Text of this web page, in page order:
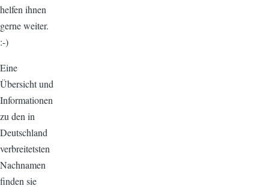
helfen ihnen
gerne weiter.
:-)
Eine
Übersicht und
Informationen
zu den in
Deutschland
verbreitetsten
Nachnamen
finden sie